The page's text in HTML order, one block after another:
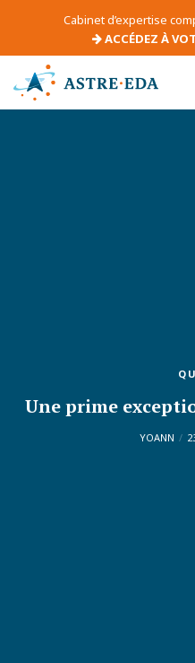
Cabinet d’expertise
ACCÉDEZ À
Une prime
YOANN